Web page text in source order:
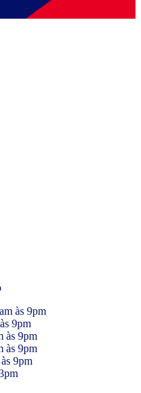
às 9pm
9pm
às 9pm
às 9pm
9pm